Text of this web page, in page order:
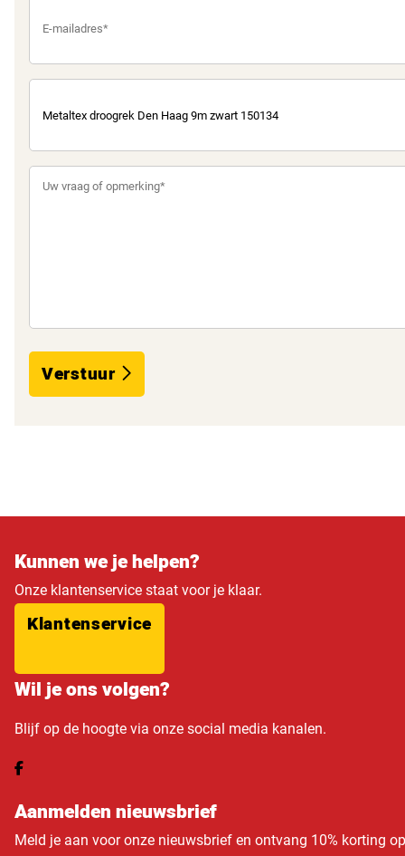
Verstuur
Kunnen we je helpen?
Onze klantenservice staat voor je klaar.
Klantenservice
Wil je ons volgen?
Blijf op de hoogte via onze social media kanalen.
Aanmelden nieuwsbrief
Meld je aan voor onze nieuwsbrief en ontvang 10% korting op